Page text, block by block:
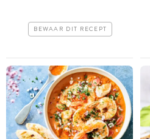
BEWAAR DIT RECEPT